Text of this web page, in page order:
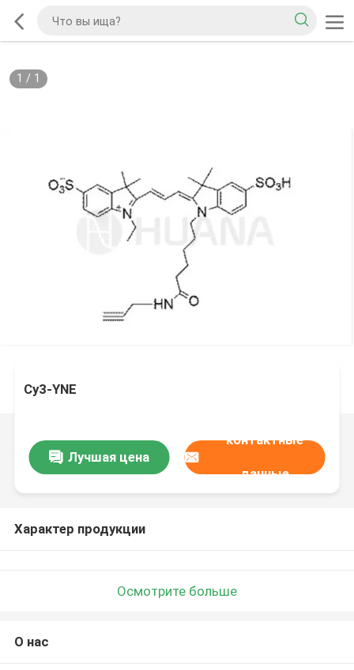
1 / 1
Cy3-YNE
Лучшая цена
контактные
данные
Характер продукции
Осмотрите больше
О нас